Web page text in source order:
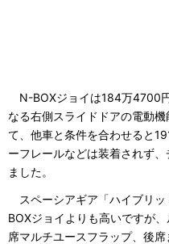
N-BOXジョイは184万4700
なる右側スライドドアの電動
て、他車と条件を合わせると
ーフレールなどは装着されず
ました。
スペーシアギア「ハイブリ
BOXジョイよりも高いですが
席マルチユースフラップ、後